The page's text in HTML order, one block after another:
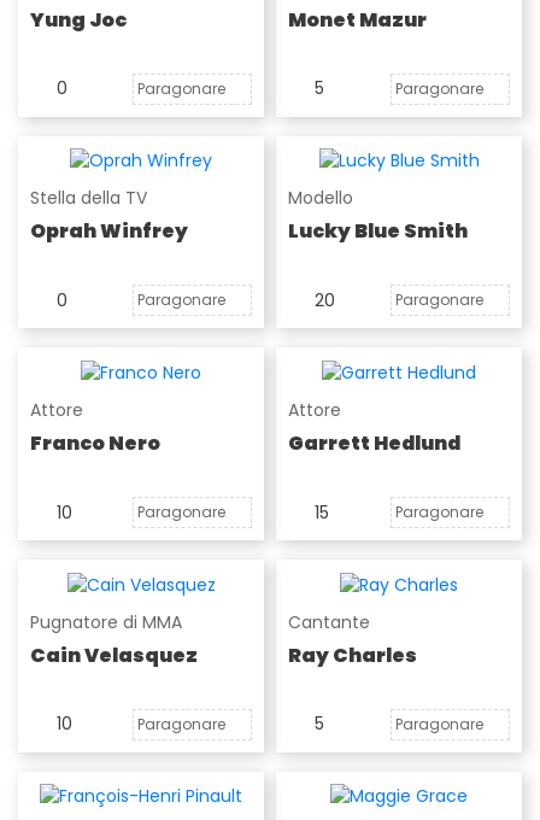
Yung Joc
0 Paragonare
Monet Mazur
5 Paragonare
Stella della TV
Oprah Winfrey
0 Paragonare
Modello
Lucky Blue Smith
20 Paragonare
Attore
Franco Nero
10 Paragonare
Attore
Garrett Hedlund
15 Paragonare
Pugnatore di MMA
Cain Velasquez
10 Paragonare
Cantante
Ray Charles
5 Paragonare